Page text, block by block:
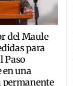
del Maule
para
Paso
en una